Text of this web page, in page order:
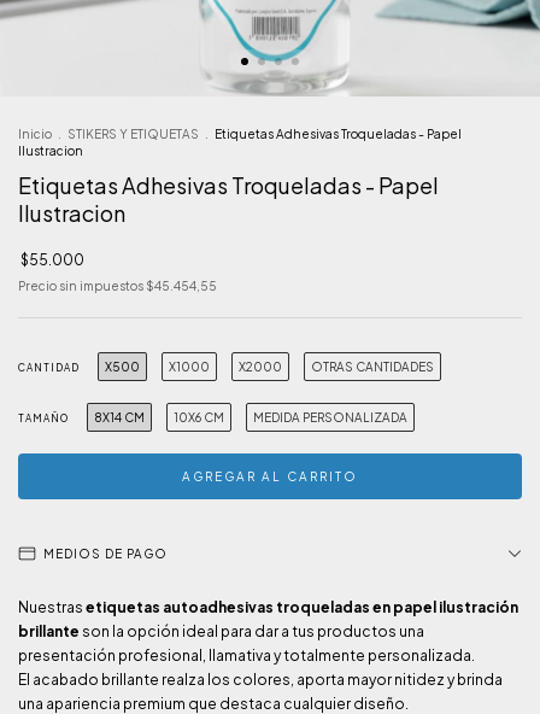
Inicio STIKERS Y ETIQUETAS
Etiquetas Adhesivas Troqueladas - Papel
Ilustracion
Etiquetas Adhesivas Troqueladas - Papel
Ilustracion
$55.000
Precio sin impuestos $45.454,55
CANTIDAD X500 X1000 X2000 OTRAS CANTIDADES
TAMAÑO 8X14 CM 10X6 CM MEDIDA PERSONALIZADA
MEDIOS DE PAGO
Nuestras etiquetas autoadhesivas troqueladas en papel ilustración
brillante son la opción ideal para dar a tus productos una
presentación profesional, llamativa y totalmente personalizada.
El acabado brillante realza los colores, aporta mayor nitidez y brinda
una apariencia premium que destaca cualquier diseño.